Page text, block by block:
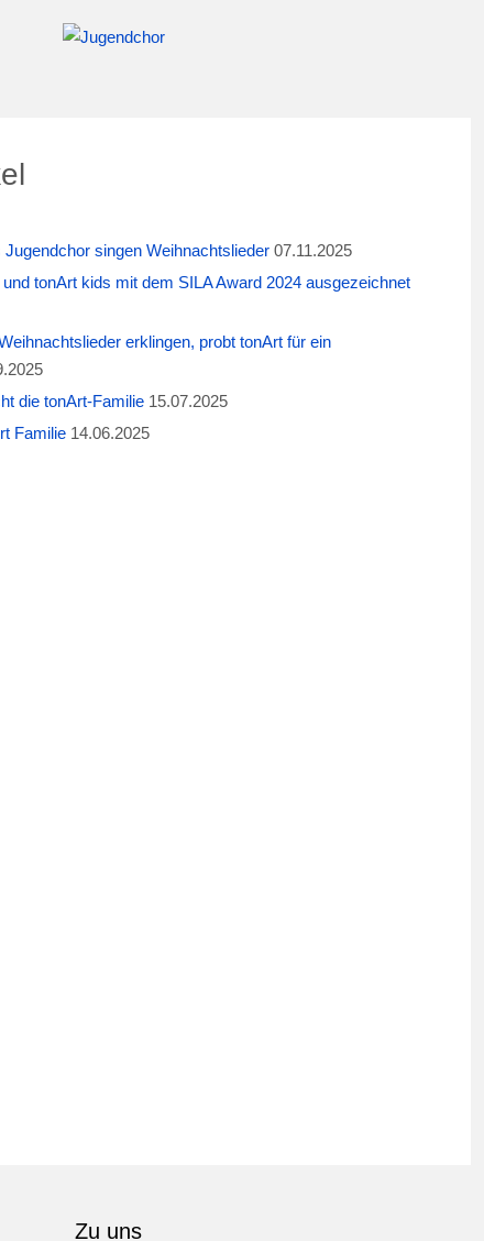
singen Weihnachtslieder 07.11.2025
tonArt kids mit dem SILA Award 2024 ausgezeichnet
erklingen, probt tonArt für ein
die tonArt-Familie 15.07.2025
Familie 14.06.2025
Zu uns